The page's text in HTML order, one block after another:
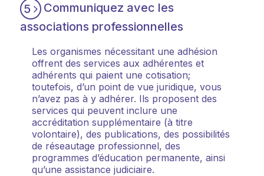
5
Communiquez avec les
associations professionnelles
Les organismes nécessitant une adhésion
offrent des services aux adhérentes et
adhérents qui paient une cotisation;
toutefois, d’un point de vue juridique, vous
n’avez pas à y adhérer. Ils proposent des
services qui peuvent inclure une
accréditation supplémentaire (à titre
volontaire), des publications, des possibilités
de réseautage professionnel, des
programmes d’éducation permanente, ainsi
qu’une assistance judiciaire.